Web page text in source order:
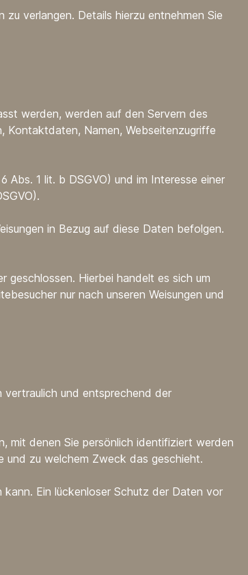
verlangen. Details hierzu entnehmen Sie
werden, werden auf den Servern des
Kontaktdaten, Namen, Webseitenzugriffe
1 lit. b DSGVO) und im Interesse einer
in Bezug auf diese Daten befolgen.
geschlossen. Hierbei handelt es sich um
nur nach unseren Weisungen und
vertraulich und entsprechend der
mit denen Sie persönlich identifiziert werden
und zu welchem Zweck das geschieht.
Ein lückenloser Schutz der Daten vor